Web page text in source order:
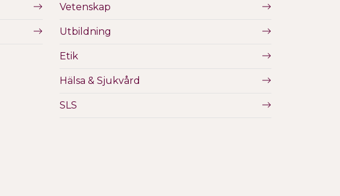
Vetenskap
Utbildning
Etik
Hälsa & Sjukvård
SLS